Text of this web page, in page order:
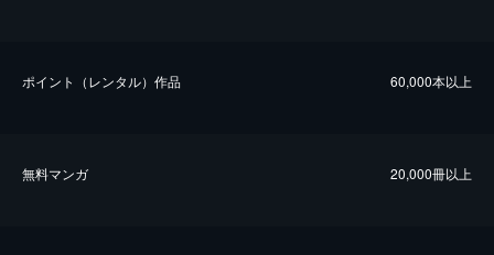
ポイント（レンタル）作品 60,000本以上
無料マンガ 20,000冊以上